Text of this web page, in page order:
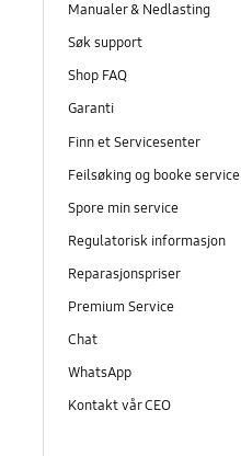
Manualer & Nedlasting
Søk support
Shop FAQ
Garanti
Finn et Servicesenter
Feilsøking og booke service
Spore min service
Regulatorisk informasjon
Reparasjonspriser
Premium Service
Chat
WhatsApp
Kontakt vår CEO